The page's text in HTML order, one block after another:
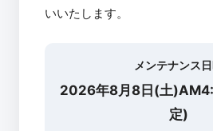
いいたします。
メンテナンス
2026年8月8日(土
定)